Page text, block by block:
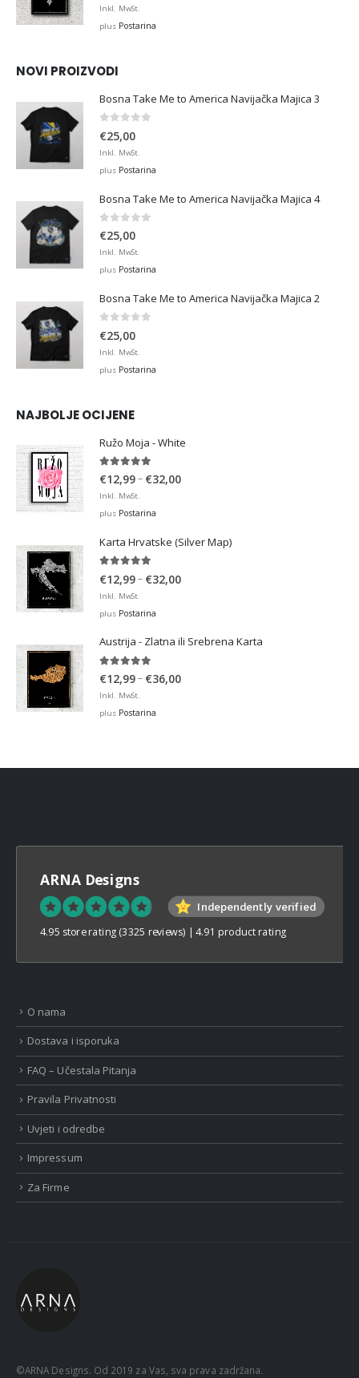
Inkl. MwSt.
plus Postarina
NOVI PROIZVODI
Bosna Take Me to America Navijačka Majica 3
€25,00
Inkl. MwSt.
plus Postarina
Bosna Take Me to America Navijačka Majica 4
0 out of 5
€25,00
Inkl. MwSt.
plus Postarina
Bosna Take Me to America Navijačka Majica 2
€25,00
Inkl. MwSt.
plus Postarina
NAJBOLJE OCIJENE
Ružo Moja - White
5.00out of 5
€12,99– €32,00Price
€32,00
Inkl. MwSt.
plus Postarina
Karta Hrvatske (Silver Map)
€12,99– €32,00Price
€32,00
Inkl. MwSt.
plus Postarina
Austrija - Zlatna ili Srebrena Karta
5.00out of 5
€12,99– €36,00Price
Inkl. MwSt.
plus Postarina
ARNA Designs
Independently verified
4.95 store rating (3325 reviews) |4.91 product rating
O nama
Dostava i isporuka
FAQ – Učestala Pitanja
Pravila Privatnosti
Uvjeti i odredbe
Impressum
Za Firme
©ARNA Designs. Od 2019 za Vas, sva prava zadržana.